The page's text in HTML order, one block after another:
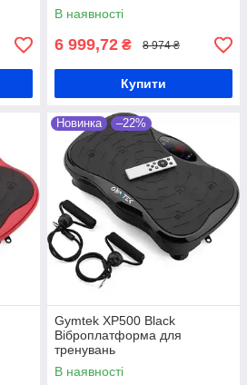
В наявності
6 999,72 ₴ 8 974 ₴
Купити
Новинка –22%
Gymtek XP500 Black
Віброплатформа для
тренувань
В наявності